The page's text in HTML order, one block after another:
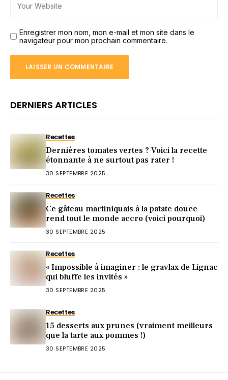
Enregistrer mon nom, mon e-mail et mon site dans le
navigateur pour mon prochain commentaire.
DERNIERS ARTICLES
Recettes
Dernières tomates vertes ? Voici la recette
étonnante à ne surtout pas rater !
30 SEPTEMBRE 2025
Recettes
Ce gâteau martiniquais à la patate douce
rend tout le monde accro (voici pourquoi)
30 SEPTEMBRE 2025
Recettes
« Impossible à imaginer : le gravlax de Lignac
qui bluffe les invités »
30 SEPTEMBRE 2025
Recettes
15 desserts aux prunes (vraiment meilleurs
que la tarte aux pommes !)
30 SEPTEMBRE 2025